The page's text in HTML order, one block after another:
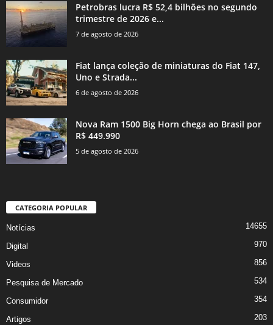
Petrobras lucra R$ 52,4 bilhões no segundo
trimestre de 2026 e...
7 de agosto de 2026
Fiat lança coleção de miniaturas do Fiat 147,
Uno e Strada...
6 de agosto de 2026
Nova Ram 1500 Big Horn chega ao Brasil por
R$ 449.990
5 de agosto de 2026
CATEGORIA POPULAR
Notícias 14655
Digital 970
Videos 856
Pesquisa de Mercado 534
Consumidor 354
Artigos 203